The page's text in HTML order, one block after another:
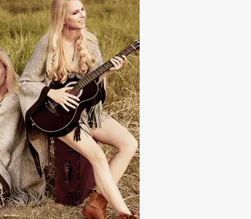
就他人，所以不断委